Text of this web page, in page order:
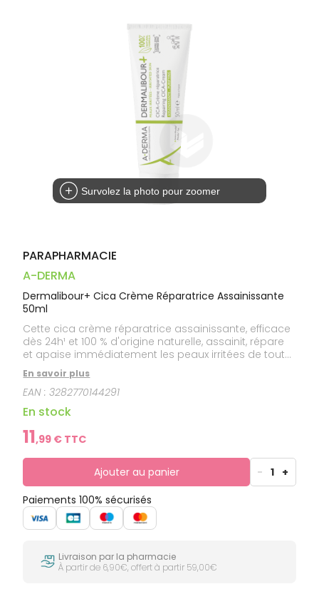
Survolez la photo pour zoomer
PARAPHARMACIE
A-DERMA
Dermalibour+ Cica Crème Réparatrice Assainissante
50ml
Cette cica crème réparatrice assainissante, efficace
dès 24h¹ et 100 % d'origine naturelle, assainit, répare
et apaise immédiatement les peaux irritées de toute
la famille. Utilisable par bébés, enfants, jeunes
mamans, adultes, dès la naissance. Partie du corps :
corps, visage, mains, zones intimes externes,
paupières. Type de peau : peau irritée. Fabriqué en
france.
En savoir plus
EAN :3282770144291
En stock
11,99 € TTC
Ajouter au panier - 1 +
Paiements 100% sécurisés
Livraison par la pharmacie
À partir de 6,90€, offert à partir 59,00€